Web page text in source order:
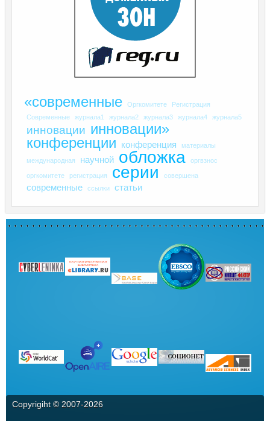
«современные Оргкомитете
Регистрация
Современные
журнала1 журнала2 журнала3 журнала4 журнала5
инновации инновации»
конференции
конференция материалы
международная научной обложка оргвзнос
оргкомитете регистрация серии совершена
современные ссылки статьи
Copyrigiht © 2007-2026